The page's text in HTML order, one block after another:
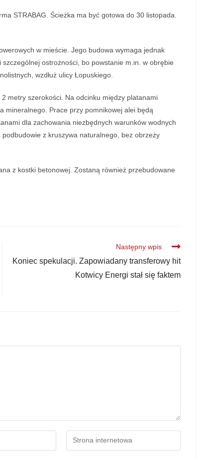
STRABAG. Ścieżka ma być gotowa do 30 listopada.
w mieście. Jego budowa wymaga jednak
ostrożności, bo powstanie m.in. w obrębie
wzdłuż ulicy Łopuskiego.
metry szerokości. Na odcinku między platanami
mineralnego. Prace przy pomnikowej alei będą
dla zachowania niezbędnych warunków wodnych
z kruszywa naturalnego, bez obrzeży
z kostki betonowej. Zostaną również przebudowane
Następny wpis
Koniec spekulacji. Zapowiadany transferowy hit
Kotwicy Energi stał się faktem